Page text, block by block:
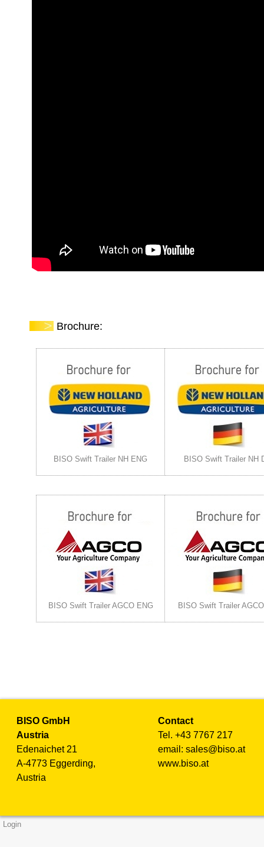
Brochure:
BISO Swift Trailer NH ENG BISO Swift Trailer NH
BISO Swift Trailer AGCO ENG BISO Swift Trailer
BISO GmbH
Austria
Edenaichet 21
A-4773 Eggerding,
Austria
Contact
Tel. +43 7767 217
email: sales@biso.at
www.biso.at
Login